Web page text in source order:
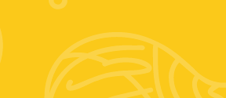
+39 389 674 9889
Zooagricolafiore@alice.it
Scrivici su whatsapp